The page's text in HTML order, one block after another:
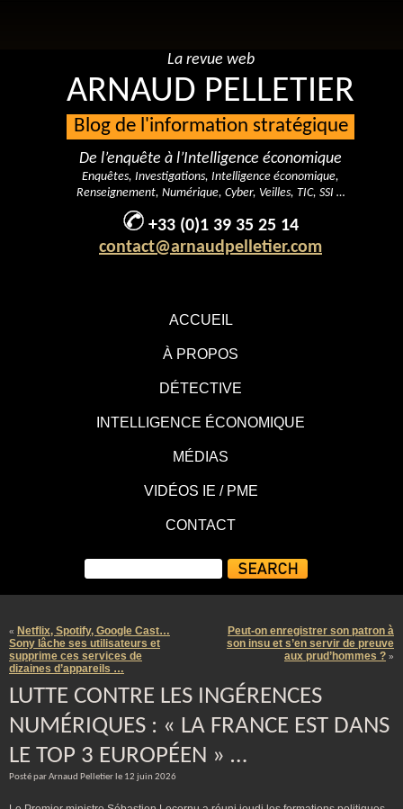
ACCUEIL
À PROPOS
DÉTECTIVE
INTELLIGENCE ÉCONOMIQUE
MÉDIAS
VIDÉOS IE / PME
CONTACT
La revue web
ARNAUD PELLETIER
Blog de l'information stratégique
De l’enquête à l’Intelligence économique
Enquêtes, Investigations, Intelligence économique,
Renseignement, Numérique, Cyber, Veilles, TIC, SSI …
+33 (0)1 39 35 25 14
contact@arnaudpelletier.com
« Netflix, Spotify, Google Cast…
Sony lâche ses utilisateurs et
supprime ces services de
dizaines d’appareils …
Peut-on enregistrer son patron à
son insu et s’en servir de preuve
aux prud’hommes ? »
LUTTE CONTRE LES INGÉRENCES
NUMÉRIQUES : « LA FRANCE EST DANS
LE TOP 3 EUROPÉEN » …
Posté par Arnaud Pelletier le 12 juin 2026